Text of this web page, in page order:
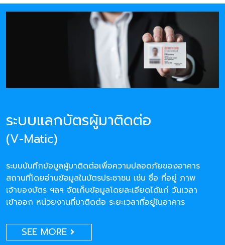
ระบบแลกบัตรผู้มาติดต่อ
(V-Matic)
ระบบบันทึกข้อมูลผู้มาติดต่อเพื่อความปลอดภัยของอาคาร
สถานที่โดยอ่านข้อมูลในบัตรประชาชน เช่น ชื่อ ที่อยู่ ภาพ
เจ้าของบัตร ฯลฯ จัดเก็บข้อมูลโดยละเอียดได้แก่ วันเวลา
เข้าออก หน่วยงานที่มาติดต่อ ระยะเวลาที่อยู่ในอาคาร
SEE MORE